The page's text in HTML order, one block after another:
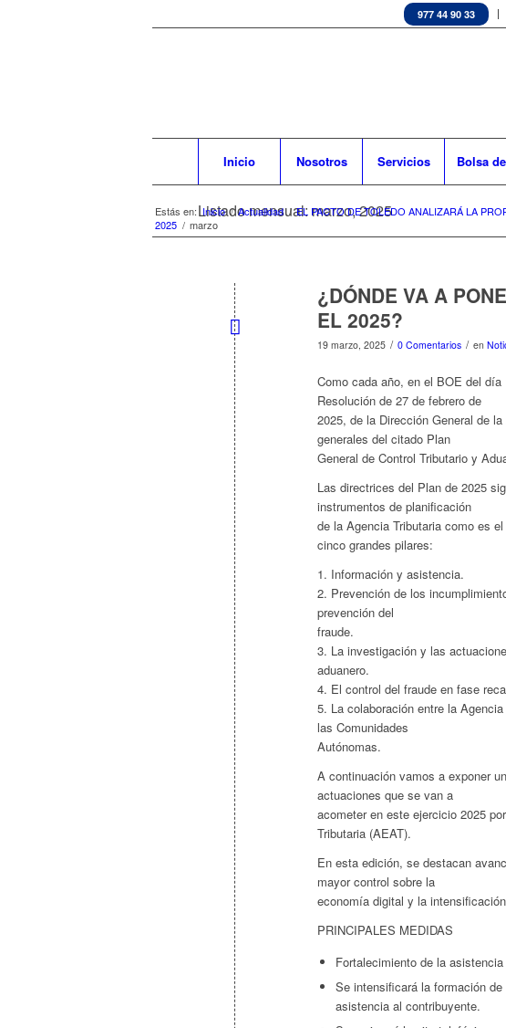
977 44 90 33
Inicio Nosotros Servicios Bolsa
Listado mensual: marzo, 2025
Estás en: Inicio / Actualidad / EL PACTO DE TOLEDO ANALIZARÁ LA
2025 / marzo
¿DÓNDE VA A
EL 2025?
19 marzo, 2025 / 0 Comentarios / en
Como cada año, en el BOE del
Resolución de 27 de febrero de
2025, de la Dirección General de
generales del citado Plan
General de Control Tributario y
Las directrices del Plan de 2025
instrumentos de planificación
de la Agencia Tributaria como es
cinco grandes pilares:
1. Información y asistencia.
2. Prevención de los
prevención del
fraude.
3. La investigación y las
aduanero.
4. El control del fraude en fase
5. La colaboración entre la
las Comunidades
Autónomas.
A continuación vamos a exponer
actuaciones que se van a
acometer en este ejercicio 2025
Tributaria (AEAT).
En esta edición, se destacan
mayor control sobre la
economía digital y la
PRINCIPALES MEDIDAS
Fortalecimiento de la
Se intensificará la formación
asistencia al contribuyente.